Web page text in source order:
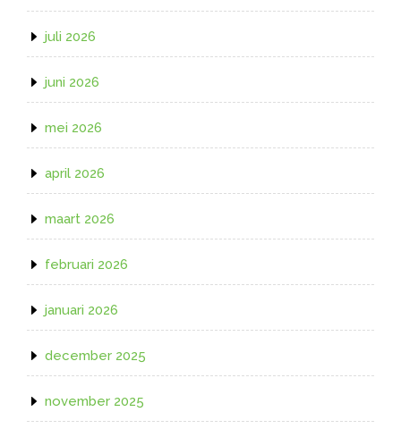
juli 2026
juni 2026
mei 2026
april 2026
maart 2026
februari 2026
januari 2026
december 2025
november 2025